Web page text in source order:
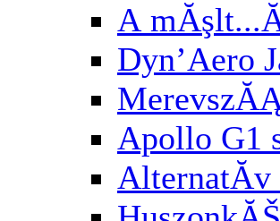
A
Dyn’Aero
Apollo G1